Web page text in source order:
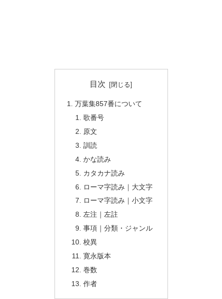
目次
万葉集857番について
歌番号
原文
訓読
かな読み
カタカナ読み
ローマ字読み｜大文字
ローマ字読み｜小文字
左注｜左註
事項｜分類・ジャンル
校異
寛永版本
巻数
作者